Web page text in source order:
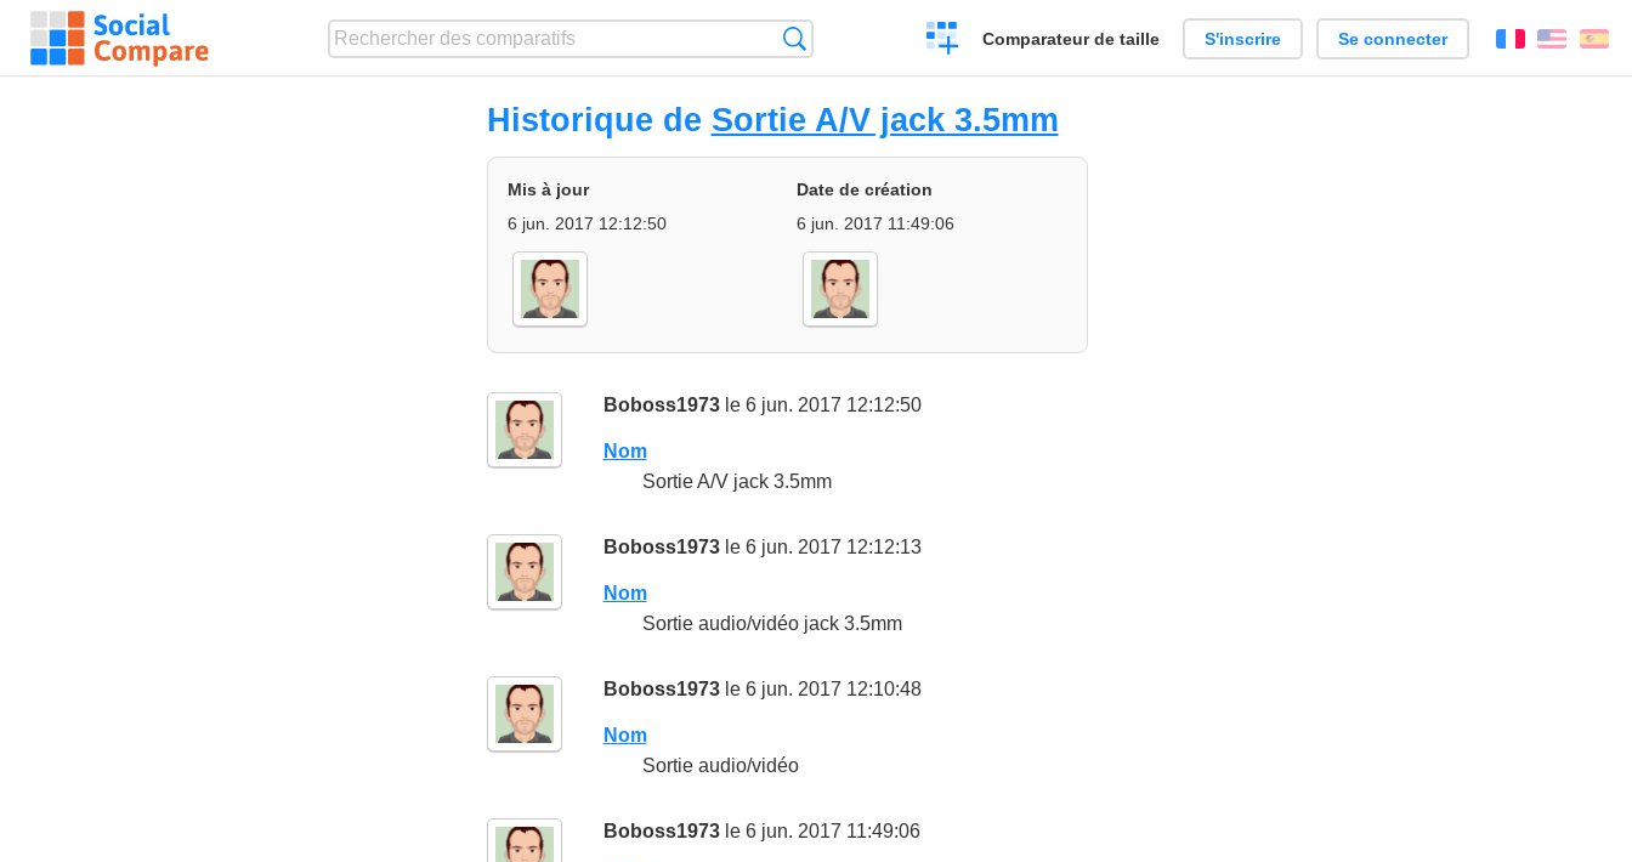
Créer
un
comparatif
Comparateur de taille S'inscrire Se connecter FrançaisEnglish
Historique de Sortie A/V jack 3.5mm
Mis à jour
6 jun. 2017 12:12:50
Date de création
6 jun. 2017 11:49:06
Boboss1973le 6 jun. 2017 12:12:50
Nom
Sortie A/V jack 3.5mm
Boboss1973le 6 jun. 2017 12:12:13
Nom
Sortie audio/vidéo jack 3.5mm
Boboss1973le 6 jun. 2017 12:10:48
Nom
Sortie audio/vidéo
Boboss1973le 6 jun. 2017 11:49:06